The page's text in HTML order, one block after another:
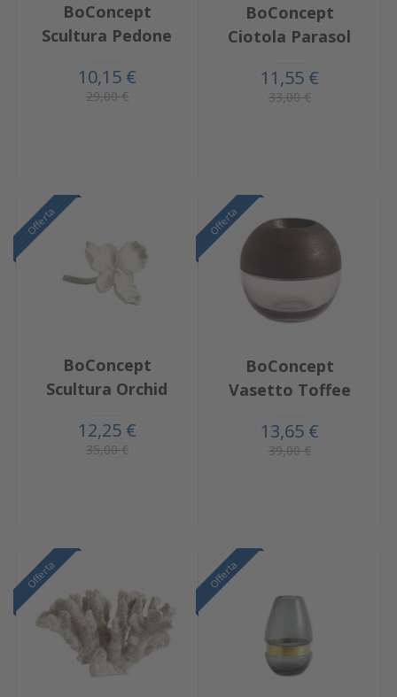
BoConcept
Scultura Pedone
10,15 €
29,00 €
BoConcept
Ciotola Parasol
11,55 €
33,00 €
Offerta
BoConcept
Scultura Orchid
12,25 €
35,00 €
Offerta
BoConcept
Vasetto Toffee
13,65 €
39,00 €
Offerta Offerta